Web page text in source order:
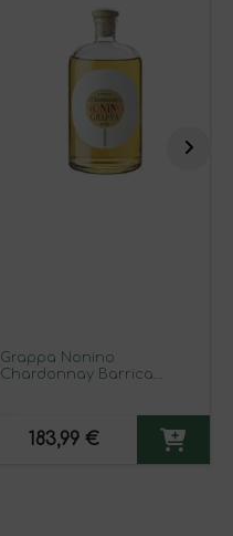
Grappa Nonino
Chardonnay Barrica
183,99 €